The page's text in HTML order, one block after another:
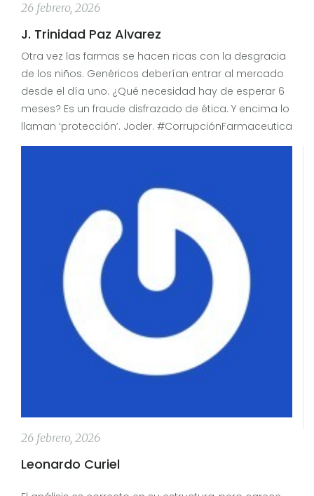
26 febrero, 2026
J. Trinidad Paz Alvarez
Otra vez las farmas se hacen ricas con la desgracia
de los niños. Genéricos deberían entrar al mercado
desde el día uno. ¿Qué necesidad hay de esperar 6
meses? Es un fraude disfrazado de ética. Y encima lo
llaman ‘protección’. Joder. #CorrupciónFarmaceutica
26 febrero, 2026
Leonardo Curiel